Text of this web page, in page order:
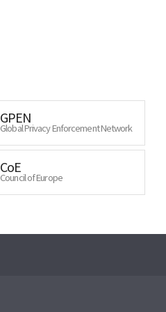
GPEN
Global Privacy Enforcement Network
CoE
Council of Europe